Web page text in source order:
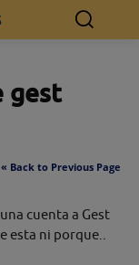
gest
« Back to Previous Page
cuenta a Gest
esta ni porque..